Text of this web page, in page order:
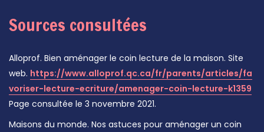
Sources consultées
Alloprof. Bien aménager le coin lecture de la maison. Site
web. https://www.alloprof.qc.ca/fr/parents/articles/fa
voriser-lecture-ecriture/amenager-coin-lecture-k1359
Page consultée le 3 novembre 2021.
Maisons du monde. Nos astuces pour aménager un coin